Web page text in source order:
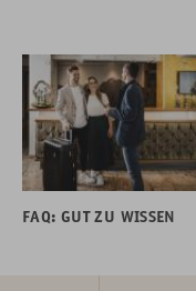
FAQ: GUT ZU WISSEN